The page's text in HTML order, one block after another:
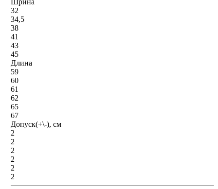
32
34,5
38
41
43
45
Длина
59
60
61
62
65
67
Допуск(+\-), см
2
2
2
2
2
2